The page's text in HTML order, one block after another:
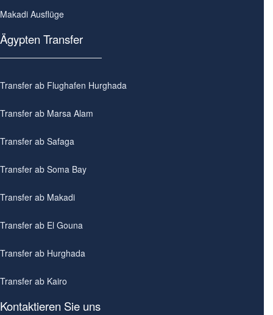
Makadi Ausflüge
Ägypten Transfer
Transfer ab Flughafen Hurghada
Transfer ab Marsa Alam
Transfer ab Safaga
Transfer ab Soma Bay
Transfer ab Makadi
Transfer ab El Gouna
Transfer ab Hurghada
Transfer ab Kairo
Kontaktieren Sie uns